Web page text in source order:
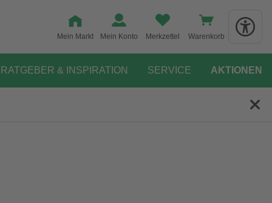
Mein Markt Mein Konto Merkzettel Warenkorb
RATGEBER & INSPIRATION SERVICE AKTIONEN